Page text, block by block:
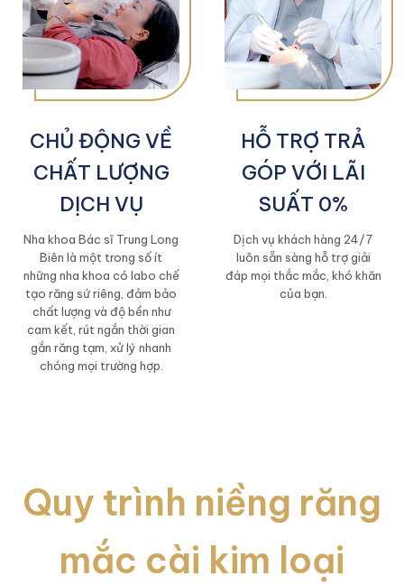
CHỦ ĐỘNG VỀ
CHẤT LƯỢNG
DỊCH VỤ
Nha khoa Bác sĩ Trung Long
Biên là một trong số ít
những nha khoa có labo chế
tạo răng sứ riêng, đảm bảo
chất lượng và độ bền như
cam kết, rút ngắn thời gian
gắn răng tạm, xử lý nhanh
chóng mọi trường hợp.
HỖ TRỢ TRẢ
GÓP VỚI LÃI
SUẤT 0%
Dịch vụ khách hàng 24/7
luôn sẵn sàng hỗ trợ giải
đáp mọi thắc mắc, khó khăn
của bạn.
Quy trình niềng răng
mắc cài kim loại